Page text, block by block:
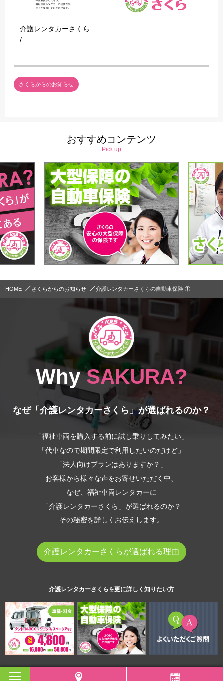
介護レンタカーさくら
/
さくらからのお知らせ
おすすめコンテンツ
Pick up
HOME さくらからのお知らせ 介護レンタカーさくらの自動車保険 ①
WhySAKURA?
なぜ「介護レンタカーさくら」が選ばれるのか？
「福祉車両を購入する前に試し乗りしてみたい」
「代車なので期間限定で利用したいのだけど」
「法人向けプランはありますか？」
お客様から様々な声をお寄せいただく中、
なぜ、福祉車両レンタカーに
「介護レンタカーさくら」が選ばれるのか？
その秘密を詳しくお伝えします。
介護レンタカーさくらが選ばれる理由
介護レンタカーさくらを更に詳しく知りたい方
toggle